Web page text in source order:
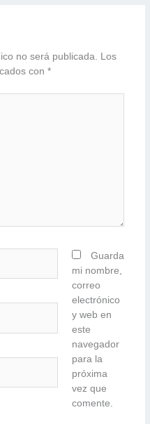
no será publicada. Los
con *
Guarda
mi nombre,
correo
electrónico
y web en
este
navegador
para la
próxima
vez que
comente.